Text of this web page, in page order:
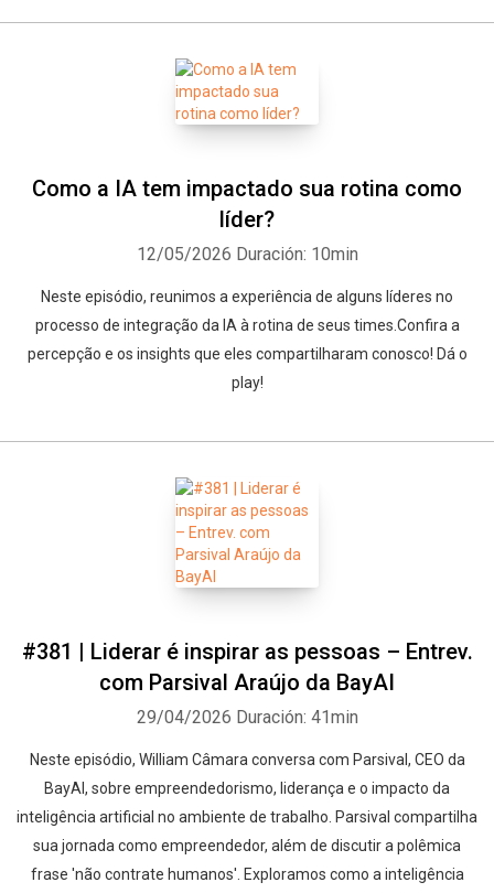
Como a IA tem impactado sua rotina como
líder?
12/05/2026 Duración: 10min
Neste episódio, reunimos a experiência de alguns líderes no
processo de integração da IA à rotina de seus times.Confira a
percepção e os insights que eles compartilharam conosco! Dá o
play!
#381 | Liderar é inspirar as pessoas – Entrev.
com Parsival Araújo da BayAI
29/04/2026 Duración: 41min
Neste episódio, William Câmara conversa com Parsival, CEO da
BayAI, sobre empreendedorismo, liderança e o impacto da
inteligência artificial no ambiente de trabalho. Parsival compartilha
sua jornada como empreendedor, além de discutir a polêmica
frase 'não contrate humanos'. Exploramos como a inteligência